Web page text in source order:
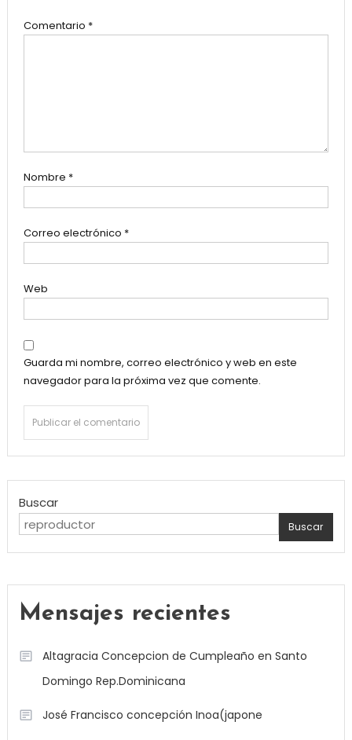
Comentario *
Nombre *
Correo electrónico *
Web
Guarda mi nombre, correo electrónico y web en este
navegador para la próxima vez que comente.
Buscar
Buscar
Mensajes recientes
Altagracia Concepcion de Cumpleaño en Santo
Domingo Rep.Dominicana
José Francisco concepción Inoa(japone